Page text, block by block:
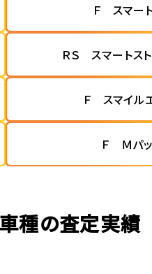
Ｆ スマー
ＲＳ スマートス
Ｆ スマイル
Ｆ Ｍパ
種の査定実績